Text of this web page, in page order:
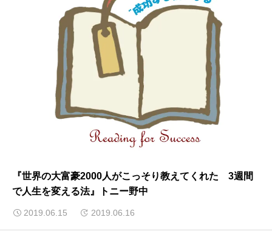
『世界の大富豪2000人がこっそり教えてくれた 3週間
で人生を変える法』トニー野中
2019.06.15 2019.06.16